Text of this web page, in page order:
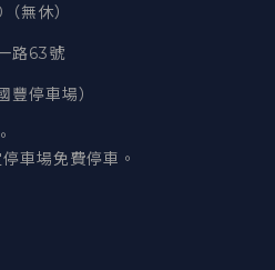
無休）
路63號
豐停車場）
車場免費停車。